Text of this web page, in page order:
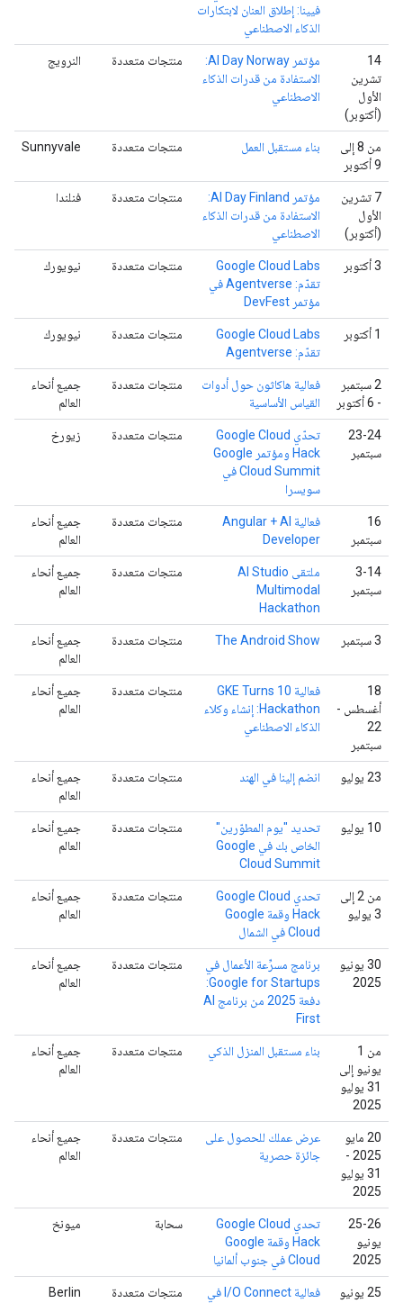
فيينا: إطلاق العنان لابتكارات
الذكاء الاصطناعي
‫14
تشرين
الأول
(أكتوبر)
مؤتمر AI Day Norway:
الاستفادة من قدرات الذكاء
الاصطناعي
منتجات متعددة النرويج
من 8 إلى
9 أكتوبر
بناء مستقبل العمل منتجات متعددة Sunnyvale
‫7 تشرين
الأول
(أكتوبر)
مؤتمر AI Day Finland:
الاستفادة من قدرات الذكاء
الاصطناعي
منتجات متعددة فنلندا
‫3 أكتوبر
‫Google Cloud Labs
تقدّم: Agentverse في
مؤتمر DevFest
منتجات متعددة نيويورك
‫1 أكتوبر
‫Google Cloud Labs
تقدّم: Agentverse
منتجات متعددة نيويورك
‫2 سبتمبر
- 6 أكتوبر
فعالية هاكاثون حول أدوات
القياس الأساسية
منتجات متعددة
جميع أنحاء
العالم
‫23-24
سبتمبر
تحدّي Google Cloud
Hack ومؤتمر Google
Cloud Summit في
سويسرا
منتجات متعددة زيورخ
‫16
سبتمبر
فعالية Angular + AI
Developer
منتجات متعددة
جميع أنحاء
العالم
‫3-14
سبتمبر
ملتقى AI Studio
Multimodal
Hackathon
منتجات متعددة
جميع أنحاء
العالم
‫3 سبتمبر The Android Show منتجات متعددة
جميع أنحاء
العالم
‫18
أغسطس -
22
سبتمبر
فعالية GKE Turns 10
Hackathon: إنشاء وكلاء
الذكاء الاصطناعي
منتجات متعددة
جميع أنحاء
العالم
‫23 يوليو انضم إلينا في الهند منتجات متعددة
جميع أنحاء
العالم
‫10 يوليو
تحديد "يوم المطوّرين"
الخاص بك في Google
Cloud Summit
منتجات متعددة
جميع أنحاء
العالم
من 2 إلى
3 يوليو
تحدي Google Cloud
Hack وقمة Google
Cloud في الشمال
منتجات متعددة
جميع أنحاء
العالم
‫30 يونيو
2025
برنامج مسرِّعة الأعمال في
Google for Startups:
دفعة 2025 من برنامج AI
First
منتجات متعددة
جميع أنحاء
العالم
من 1
يونيو إلى
31 يوليو
2025
بناء مستقبل المنزل الذكي منتجات متعددة
جميع أنحاء
العالم
‫20 مايو
2025 -
31 يوليو
2025
عرض عملك للحصول على
جائزة حصرية
منتجات متعددة
جميع أنحاء
العالم
‫25-26
يونيو
2025
تحدي Google Cloud
Hack وقمة Google
Cloud في جنوب ألمانيا
سحابة ميونخ
‫25 يونيو
فعالية I/O Connect في
منتجات متعددة Berlin